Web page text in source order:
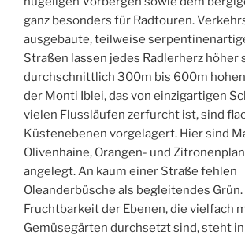
ganz besonders für Radtouren.
ausgebaute, teilweise
Straßen lassen jedes Radlerherz höher
durchschnittlich 300m bis 600m
der Monti Iblei, das von einzigartigen
vielen Flussläufen zerfurcht ist, sind
Küstenebenen vorgelagert. Hier sind
Olivenhaine, Orangen- und
angelegt. An kaum einer Straße fehlen
Oleanderbüsche als begleitendes
Fruchtbarkeit der Ebenen, die vielfach
Gemüsegärten durchsetzt sind, steht